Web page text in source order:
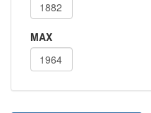
MAX